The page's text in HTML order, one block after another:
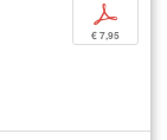
p
€ 7,95